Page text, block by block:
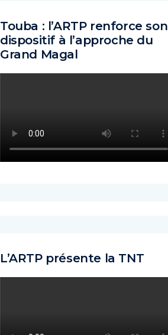
Touba : l’ARTP renforce son
dispositif à l’approche du
Grand Magal
L’ARTP présente la TNT